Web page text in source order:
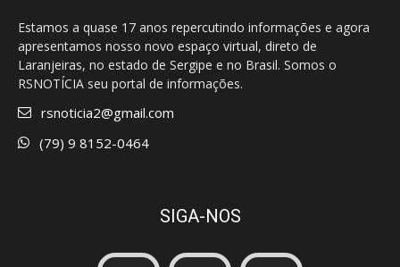
Estamos a quase 17 anos repercutindo informações e agora
apresentamos nosso novo espaço virtual, direto de
Laranjeiras, no estado de Sergipe e no Brasil. Somos o
RSNOTÍCIA seu portal de informações.
rsnoticia2@gmail.com
(79) 9 8152-0464
SIGA-NOS